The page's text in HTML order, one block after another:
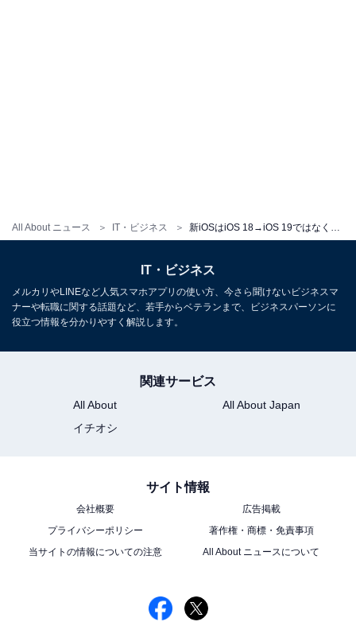
All About ニュース IT・ビジネス
ュニケーションや画面上の操作がさらに容易になりま
す。
電話、FaceTime、メッセージなどのライブ翻訳や、ビジ
ュアルインテリジェンスによって画面上に表示されてい
るものを検索・操作できる機能が注目を集めています。
■カメラアプリのインターフェースの変更
カメラ画面も刷新され、より直感的に使いやすくなりま
す。画面に表示される情報がシンプルになり、また、各
■Apple Musicに歌詞翻訳やオートミックス機能が追加
Apple Musicに歌詞の自動翻訳機能が追加されます。
また、AIを利用して、DJのように楽曲をシームレスにつ
になるのか楽しみですね。
IT・ビジネス
メルカリやLINEなど人気スマホアプリの使い方、今さら聞けないビジネスマ
ナーや転職に関する話題など、若手からベテランまで、ビジネスパーソンに
役立つ情報を分かりやすく解説します。
関連サービス
All About
All About Japan
イチオシ
サイト情報
会社概要
広告掲載
プライバシーポリシー
著作権・商標・免責事項
当サイトの情報についての注意
All About ニュースについて